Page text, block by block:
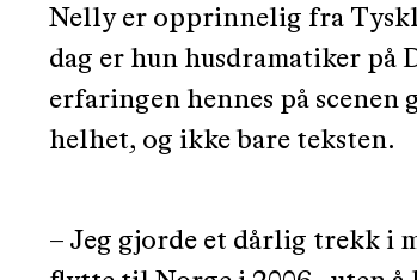
Nelly er opprinnelig fra
dag er hun husdramatiker på
erfaringen hennes på
helhet, og ikke bare teksten.
– Jeg gjorde et dårlig trekk i